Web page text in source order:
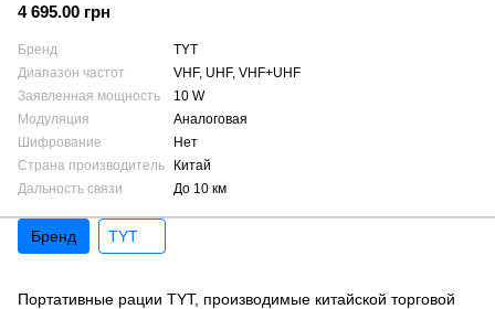
4 695.00 грн
Бренд
TYT
Диапазон частот
VHF, UHF, VHF+UHF
Заявленная мощность
10 W
Модуляция
Аналоговая
Шифрование
Нет
Страна производитель
Китай
Дальность связи
До 10 км
Портативные рации TYT, производимые китайской торговой
Бренд TYT